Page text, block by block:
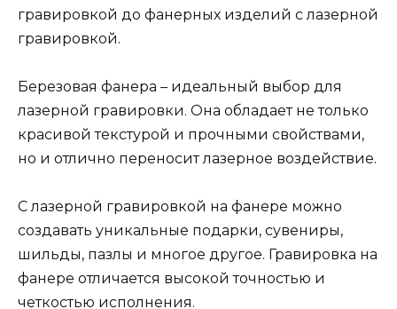
гравировкой до фанерных изделий с лазерной
гравировкой.
Березовая фанера – идеальный выбор для
лазерной гравировки. Она обладает не только
красивой текстурой и прочными свойствами,
но и отлично переносит лазерное воздействие.
С лазерной гравировкой на фанере можно
создавать уникальные подарки, сувениры,
шильды, пазлы и многое другое. Гравировка на
фанере отличается высокой точностью и
четкостью исполнения.